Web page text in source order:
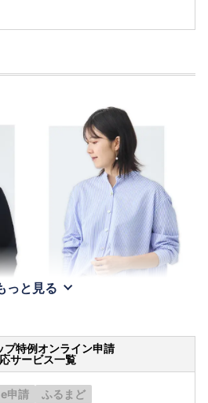
っと見る
プ特例オンライン申請
サービス一覧
申請
ふるまど